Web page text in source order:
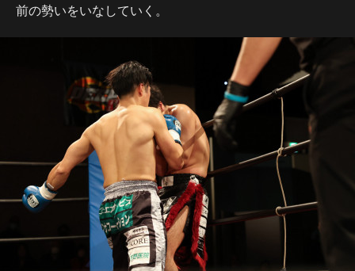
前の勢いをいなしていく。